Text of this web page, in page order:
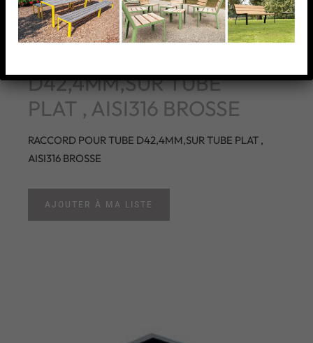
D42,4MM,SUR TUBE
PLAT , AISI316 BROSSE
RACCORD POUR TUBE D42,4MM,SUR TUBE PLAT ,
AISI316 BROSSE
AJOUTER À MA LISTE